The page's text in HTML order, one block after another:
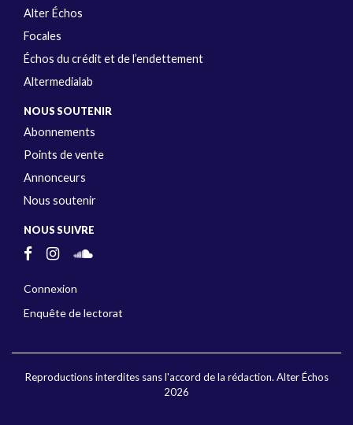
Alter Échos
Focales
Échos du crédit et de l’endettement
Altermedialab
NOUS SOUTENIR
Abonnements
Points de vente
Annonceurs
Nous soutenir
NOUS SUIVRE
Connexion
Enquête de lectorat
Reproductions interdites sans l'accord de la rédaction. Alter Échos
2026